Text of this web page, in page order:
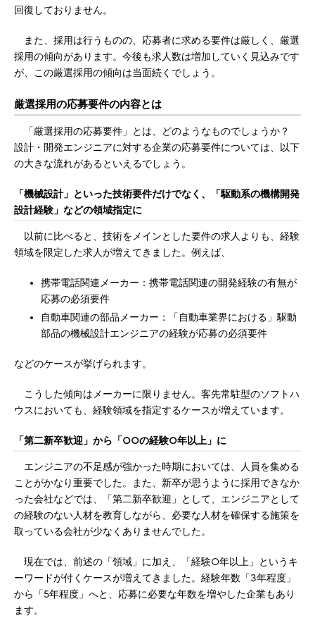
回復しておりません。
また、採用は行うものの、応募者に求める要件は厳しく、厳選
採用の傾向があります。今後も求人数は増加していく見込みです
が、この厳選採用の傾向は当面続くでしょう。
厳選採用の応募要件の内容とは
「厳選採用の応募要件」とは、どのようなものでしょうか？
設計・開発エンジニアに対する企業の応募要件については、以下
の大きな流れがあるといえるでしょう。
「機械設計」といった技術要件だけでなく、「駆動系の機構開発
設計経験」などの領域指定に
以前に比べると、技術をメインとした要件の求人よりも、経験
領域を限定した求人が増えてきました。例えば、
携帯電話関連メーカー：携帯電話関連の開発経験の有無が
応募の必須要件
自動車関連の部品メーカー：「自動車業界における」駆動
部品の機械設計エンジニアの経験が応募の必須要件
などのケースが挙げられます。
こうした傾向はメーカーに限りません。客先常駐型のソフトハ
ウスにおいても、経験領域を指定するケースが増えています。
「第二新卒歓迎」から「○○の経験○年以上」に
エンジニアの不足感が強かった時期においては、人員を集める
ことがかなり重要でした。また、新卒が思うように採用できなか
った会社などでは、「第二新卒歓迎」として、エンジニアとして
の経験のない人材を教育しながら、必要な人材を確保する施策を
取っている会社が少なくありませんでした。
現在では、前述の「領域」に加え、「経験○年以上」というキ
ーワードが付くケースが増えてきました。経験年数「3年程度」
から「5年程度」へと、応募に必要な年数を増やした企業もあり
ます。